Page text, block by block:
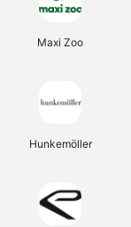
Maxi Zoo
Hunkemöller